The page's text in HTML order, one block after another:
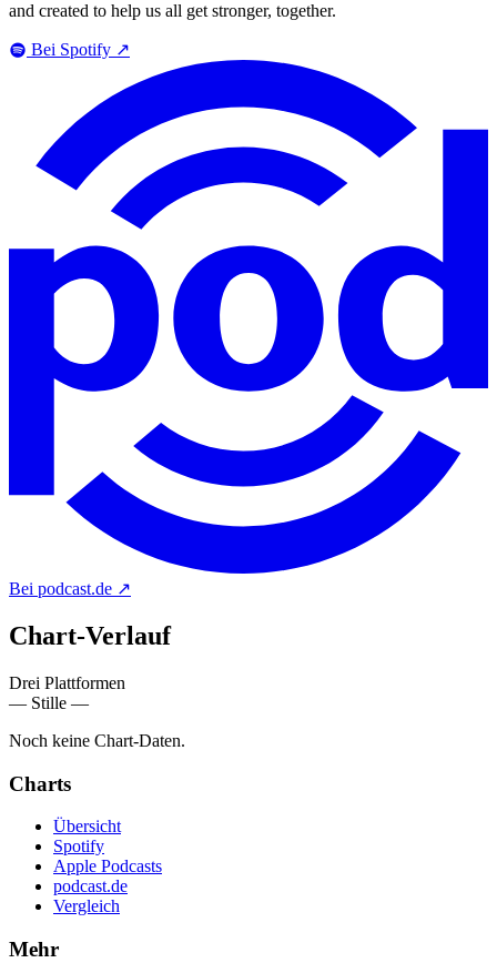
and created to help us all get stronger, together.
Bei Spotify ↗
Bei podcast.de ↗
Chart-Verlauf
Drei Plattformen
— Stille —
Noch keine Chart-Daten.
Charts
Übersicht
Spotify
Apple Podcasts
podcast.de
Vergleich
Mehr